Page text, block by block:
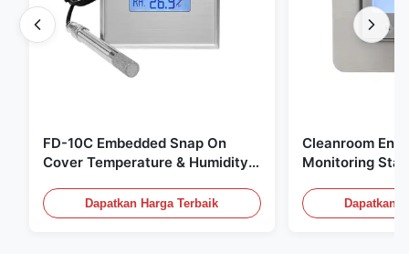
FD-10C Embedded Snap On
Cover Temperature & Humidity
MonitorDapatkan Harga Terbaik
Cleanroom
Monitoring
20mA/RS485
Deteksi Asap
Dapatkan